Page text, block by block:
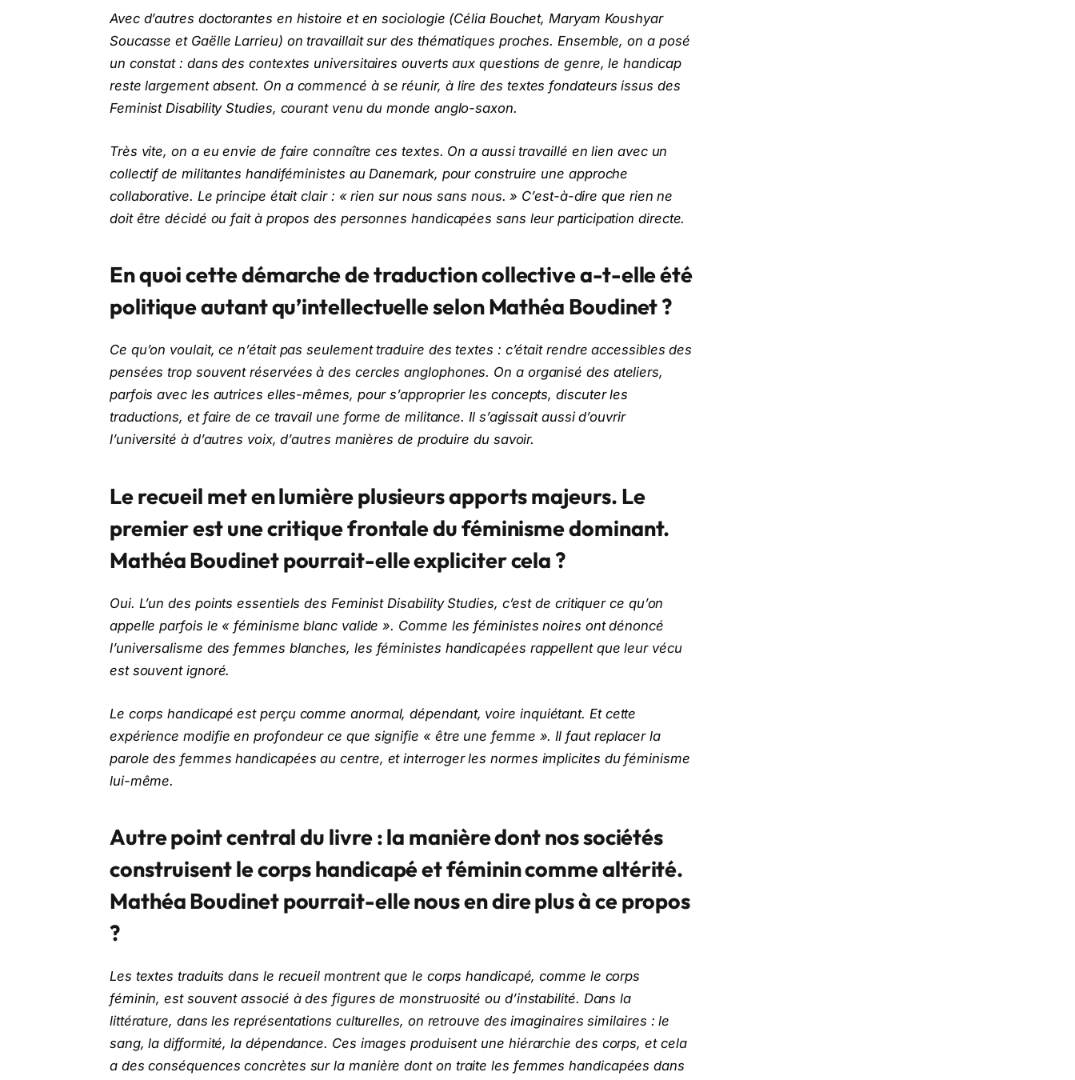
Avec d’autres doctorantes en histoire et en sociologie (Célia Bouchet, Maryam Koushyar
Soucasse et Gaëlle Larrieu) on travaillait sur des thématiques proches. Ensemble, on a posé
un constat : dans des contextes universitaires ouverts aux questions de genre, le handicap
reste largement absent. On a commencé à se réunir, à lire des textes fondateurs issus des
Feminist Disability Studies, courant venu du monde anglo-saxon.
Très vite, on a eu envie de faire connaître ces textes. On a aussi travaillé en lien avec un
collectif de militantes handiféministes au Danemark, pour construire une approche
collaborative. Le principe était clair : « rien sur nous sans nous. » C’est-à-dire que rien ne
doit être décidé ou fait à propos des personnes handicapées sans leur participation directe.
En quoi cette démarche de traduction collective a-t-elle été
politique autant qu’intellectuelle selon Mathéa Boudinet ?
Ce qu’on voulait, ce n’était pas seulement traduire des textes : c’était rendre accessibles des
pensées trop souvent réservées à des cercles anglophones. On a organisé des ateliers,
parfois avec les autrices elles-mêmes, pour s’approprier les concepts, discuter les
traductions, et faire de ce travail une forme de militance. Il s’agissait aussi d’ouvrir
l’université à d’autres voix, d’autres manières de produire du savoir.
Le recueil met en lumière plusieurs apports majeurs. Le
premier est une critique frontale du féminisme dominant.
Mathéa Boudinet pourrait-elle expliciter cela ?
Oui. L’un des points essentiels des Feminist Disability Studies, c’est de critiquer ce qu’on
appelle parfois le « féminisme blanc valide ». Comme les féministes noires ont dénoncé
l’universalisme des femmes blanches, les féministes handicapées rappellent que leur vécu
est souvent ignoré.
Le corps handicapé est perçu comme anormal, dépendant, voire inquiétant. Et cette
expérience modifie en profondeur ce que signifie « être une femme ». Il faut replacer la
parole des femmes handicapées au centre, et interroger les normes implicites du féminisme
lui-même.
Autre point central du livre : la manière dont nos sociétés
construisent le corps handicapé et féminin comme altérité.
Mathéa Boudinet pourrait-elle nous en dire plus à ce propos
?
Les textes traduits dans le recueil montrent que le corps handicapé, comme le corps
féminin, est souvent associé à des figures de monstruosité ou d’instabilité. Dans la
littérature, dans les représentations culturelles, on retrouve des imaginaires similaires : le
sang, la difformité, la dépendance. Ces images produisent une hiérarchie des corps, et cela
a des conséquences concrètes sur la manière dont on traite les femmes handicapées dans